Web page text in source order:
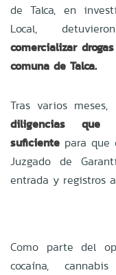
de Talca, en
Local,
comercializar
comuna de Talca.
Tras varios
diligencias que
suficiente para que
Juzgado de
entrada y registros
Como parte del
cocaína,